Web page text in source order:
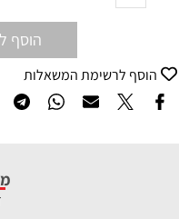
הוסף
הוסף לרשימת המשאלות